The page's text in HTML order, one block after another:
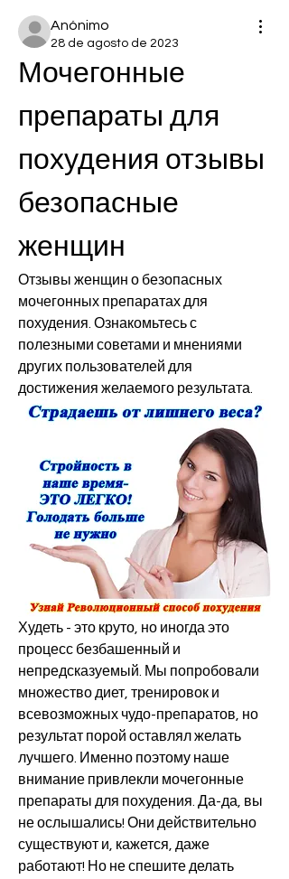
Anónimo
28 de agosto de 2023
Мочегонные
препараты для
похудения отзывы
безопасные
женщин
Отзывы женщин о безопасных
мочегонных препаратах для
похудения. Ознакомьтесь с
полезными советами и мнениями
других пользователей для
достижения желаемого результата.
Худеть - это круто, но иногда это
процесс безбашенный и
непредсказуемый. Мы попробовали
множество диет, тренировок и
всевозможных чудо-препаратов, но
результат порой оставлял желать
лучшего. Именно поэтому наше
внимание привлекли мочегонные
препараты для похудения. Да-да, вы
не ослышались! Они действительно
существуют и, кажется, даже
работают! Но не спешите делать